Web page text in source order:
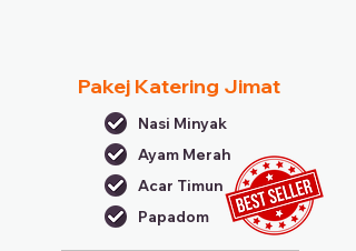
Pakej Katering Jimat
Nasi Minyak
Ayam Merah
Acar Timun
Papadom